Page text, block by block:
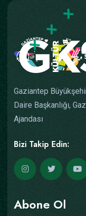
Gaziantep
Daire Başkanlığı,
Ajandası
Bizi Takip Edin:
Abone Ol